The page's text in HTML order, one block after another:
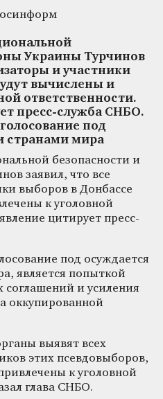
Украины Турчинов
и участники
вычислены и
ответственности.
пресс-служба СНБО.
под
странами мира
безопасности и
заявил, что все
выборов в Донбассе
к уголовной
цитирует пресс-
под осуждается
является попыткой
и усиления
оккупированной
выявят всех
этих псевдовыборов,
к уголовной
глава СНБО.